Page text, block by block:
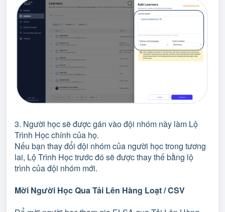
3. Người học sẽ được gán vào đội nhóm này làm Lộ
Trình Học chính của họ.
Nếu bạn thay đổi đội nhóm của người học trong tương
lai, Lộ Trình Học trước đó sẽ được thay thế bằng lộ
trình của đội nhóm mới.
Mời Người Học Qua Tải Lên Hàng Loạt / CSV